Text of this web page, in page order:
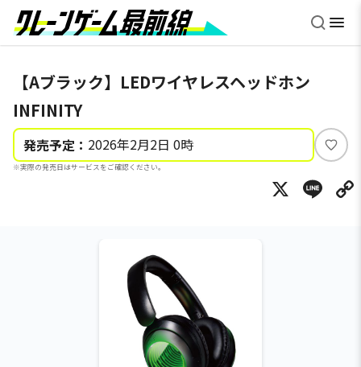
【Aブラック】LEDワイヤレスヘッドホン
INFINITY
発売予定： 2026年2月2日 0時
※実際の発売日はサービスをご確認ください。
い
ね
X